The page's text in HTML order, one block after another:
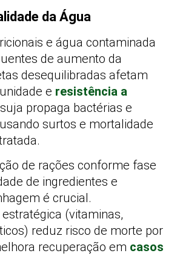
da Água
e água contaminada
de aumento da
desequilibradas afetam
e resistência a
propaga bactérias e
surtos e mortalidade
de rações conforme fase
de ingredientes e
é crucial.
(vitaminas,
reduz risco de morte por
recuperação em casos